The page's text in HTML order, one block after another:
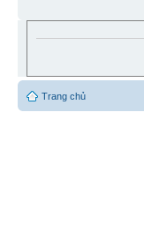
Trang chủ